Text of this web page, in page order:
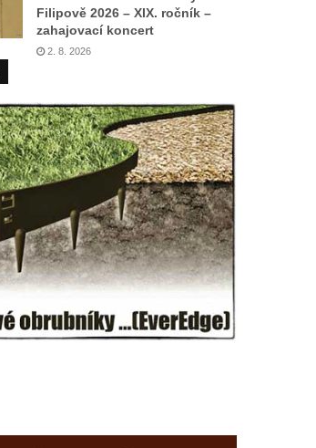
Filipově 2026 – XIX. ročník –
zahajovací koncert
2. 8. 2026